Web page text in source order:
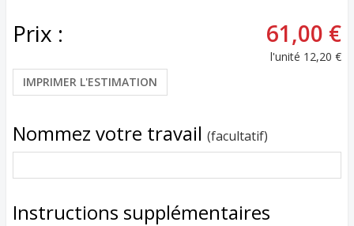
Prix : 61,00 €
l'unité 12,20 €
IMPRIMER L'ESTIMATION
Nommez votre travail (facultatif)
Instructions supplémentaires